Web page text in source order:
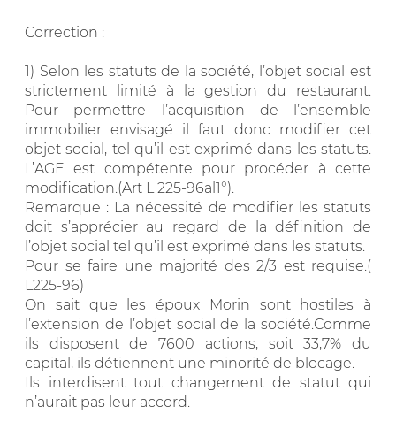
Correction :
1) Selon les statuts de la société, l’objet social est
strictement limité à la gestion du restaurant.
Pour permettre l’acquisition de l’ensemble
immobilier envisagé il faut donc modifier cet
objet social, tel qu’il est exprimé dans les statuts.
L’AGE est compétente pour procéder à cette
modification.(Art L 225-96al1°).
Remarque : La nécessité de modifier les statuts
doit s’apprécier au regard de la définition de
l’objet social tel qu’il est exprimé dans les statuts.
Pour se faire une majorité des 2/3 est requise.(
L225-96)
On sait que les époux Morin sont hostiles à
l’extension de l’objet social de la société.Comme
ils disposent de 7600 actions, soit 33,7% du
capital, ils détiennent une minorité de blocage.
Ils interdisent tout changement de statut qui
n’aurait pas leur accord.